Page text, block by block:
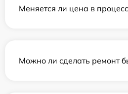
Меняется ли цена в
Можно ли сделать ремонт